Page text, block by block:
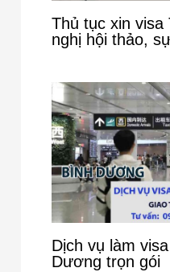
Thủ tục xin visa
nghị hội thảo,
Dịch vụ làm
Dương trọn gói